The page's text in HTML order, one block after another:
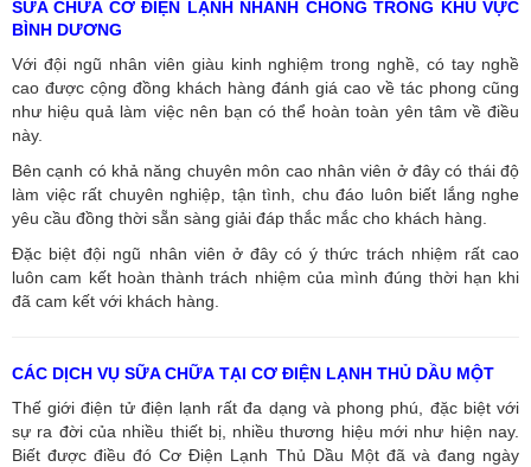
SỬA CHỮA CƠ ĐIỆN LẠNH NHANH CHÓNG TRONG KHU VỰC
BÌNH DƯƠNG
Với đội ngũ nhân viên giàu kinh nghiệm trong nghề, có tay nghề
cao được cộng đồng khách hàng đánh giá cao về tác phong cũng
như hiệu quả làm việc nên bạn có thể hoàn toàn yên tâm về điều
này.
Bên cạnh có khả năng chuyên môn cao nhân viên ở đây có thái độ
làm việc rất chuyên nghiệp, tận tình, chu đáo luôn biết lắng nghe
yêu cầu đồng thời sẵn sàng giải đáp thắc mắc cho khách hàng.
Đặc biệt đội ngũ nhân viên ở đây có ý thức trách nhiệm rất cao
luôn cam kết hoàn thành trách nhiệm của mình đúng thời hạn khi
đã cam kết với khách hàng.
CÁC DỊCH VỤ SỮA CHỮA TẠI CƠ ĐIỆN LẠNH THỦ DẦU MỘT
Thế giới điện tử điện lạnh rất đa dạng và phong phú, đặc biệt với
sự ra đời của nhiều thiết bị, nhiều thương hiệu mới như hiện nay.
Biết được điều đó Cơ Điện Lạnh Thủ Dầu Một đã và đang ngày